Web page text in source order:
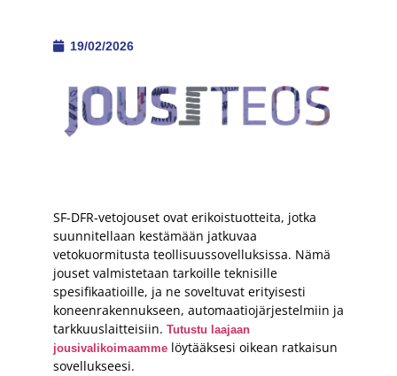
19/02/2026
SF-DFR-vetojouset ovat erikoistuotteita, jotka
suunnitellaan kestämään jatkuvaa
vetokuormitusta teollisuussovelluksissa. Nämä
jouset valmistetaan tarkoille teknisille
spesifikaatioille, ja ne soveltuvat erityisesti
koneenrakennukseen, automaatiojärjestelmiin ja
tarkkuuslaitteisiin. Tutustu laajaan
jousivalikoimaamme löytääksesi oikean ratkaisun
sovellukseesi.